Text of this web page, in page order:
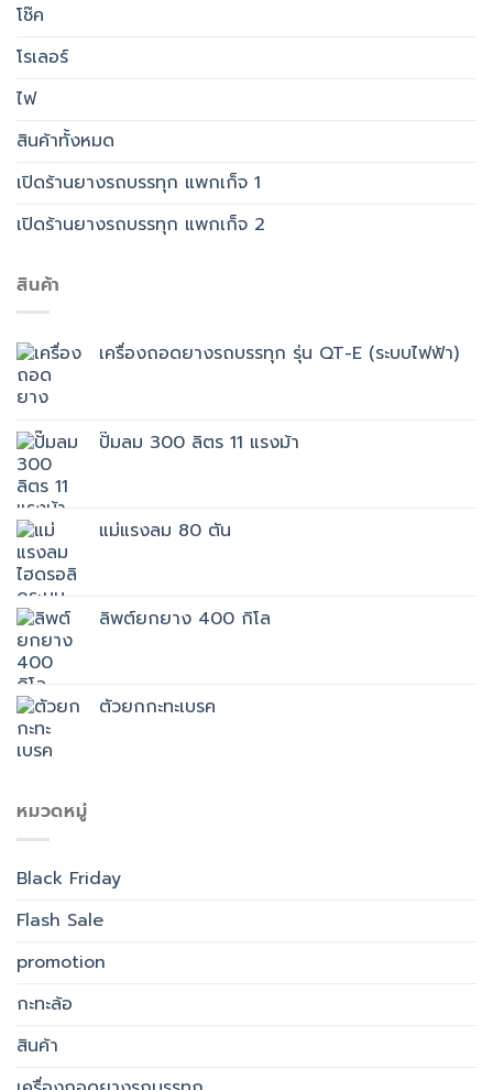
โช๊ค
โรเลอร์
ไฟ
สินค้าทั้งหมด
เปิดร้านยางรถบรรทุก แพกเก็จ 1
เปิดร้านยางรถบรรทุก แพกเก็จ 2
สินค้า
เครื่องถอดยางรถบรรทุก รุ่น QT-E (ระบบไฟฟ้า)
ปั๊มลม 300 ลิตร 11 แรงม้า
แม่แรงลม 80 ตัน
ลิพต์ยกยาง 400 กิโล
ตัวยกกะทะเบรค
หมวดหมู่
Black Friday
Flash Sale
promotion
กะทะล้อ
สินค้า